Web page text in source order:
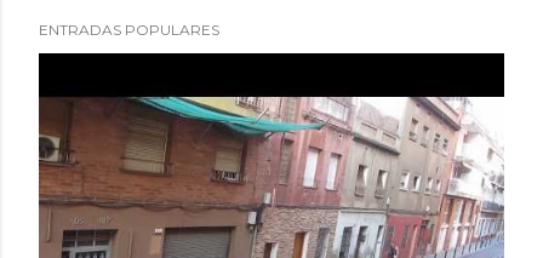
ENTRADAS POPULARES